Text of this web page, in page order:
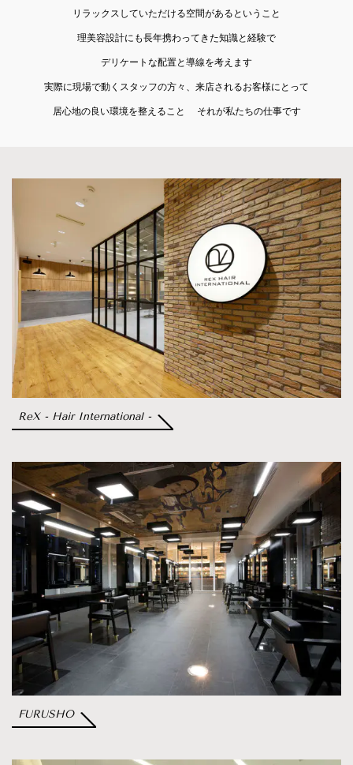
リラックスしていただける空間があるということ
理美容設計にも長年携わってきた知識と経験で
デリケートな配置と導線を考えます
実際に現場で動くスタッフの方々、来店されるお客様にとって
居心地の良い環境を整えること それが私たちの仕事です
ReX - Hair International -
FURUSHO